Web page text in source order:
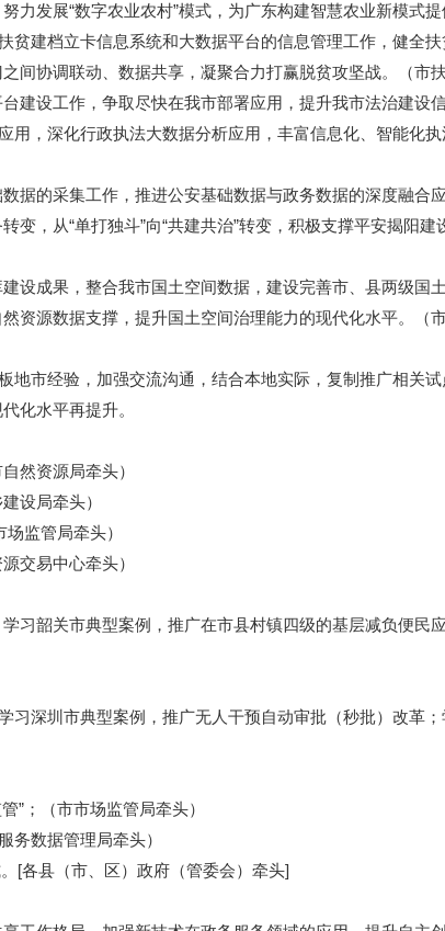
发展“数字农业农村”模式，为广东构建智慧农业新模式提
建档立卡信息系统和大数据平台的信息管理工作，健全
协调联动、数据共享，凝聚合力打赢脱贫攻坚战。（市扶
设工作，争取尽快在我市部署应用，提升我市法治建设
，深化行政执法大数据分析应用，丰富信息化、智能化执
的采集工作，推进公安基础数据与政务数据的深度融合应
，从“单打独斗”向“共建共治”转变，积极支撑平安揭阳
成果，整合我市国土空间数据，建设完善市、县两级国
源数据支撑，提升国土空间治理能力的现代化水平。（市
市经验，加强交流沟通，结合本地实际，复制推广相关
化水平再提升。
然资源局牵头）
设局牵头）
监管局牵头）
交易中心牵头）
韶关市典型案例，推广在市县村镇四级的基层减负便民
深圳市典型案例，推广无人干预自动审批（秒批）改革
；（市市场监管局牵头）
数据管理局牵头）
[各县（市、区）政府（管委会）牵头]